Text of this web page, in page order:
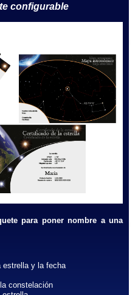
configurable
para poner nombre a una
estrella y la fecha
constelación